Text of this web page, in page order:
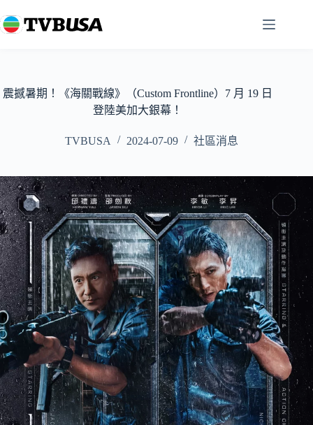
至
容震撼暑期！《海關戰線》（Custom Frontline）7 月 19 日
登陸美加大銀幕！
TVBUSA 2024-07-09 社區消息